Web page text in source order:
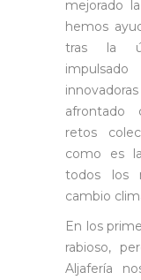
mejorado
hemos
tras la
afrontado
retos
como es
todos los
cambio
En los
rabioso,
Aljafería